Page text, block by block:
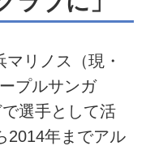
リノス（現・
プルサンガ
で選手として活
2014年までアル